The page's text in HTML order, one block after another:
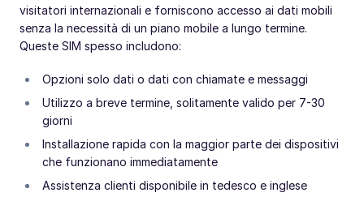
visitatori internazionali e forniscono accesso ai dati mobili
senza la necessità di un piano mobile a lungo termine.
Queste SIM spesso includono:
Opzioni solo dati o dati con chiamate e messaggi
Utilizzo a breve termine, solitamente valido per 7-30
giorni
Installazione rapida con la maggior parte dei dispositivi
che funzionano immediatamente
Assistenza clienti disponibile in tedesco e inglese